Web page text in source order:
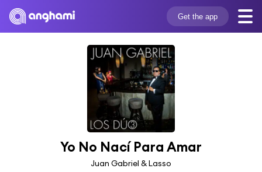
Get the app
Yo No Nací Para Amar
Juan Gabriel & Lasso